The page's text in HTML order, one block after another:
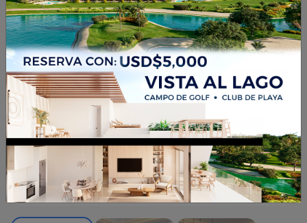
1/3